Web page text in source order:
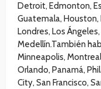
Detroit, Edmonton,
Guatemala, Houston,
Londres, Los
Medellín.También
Minneapolis,
Orlando, Panamá,
City, San Francisco,